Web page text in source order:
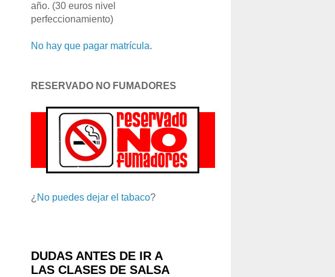
año. (30 euros nivel
perfeccionamiento)
No hay que pagar matrícula.
RESERVADO NO FUMADORES
¿ No puedes dejar el tabaco?
DUDAS ANTES DE IR A
LAS CLASES DE SALSA